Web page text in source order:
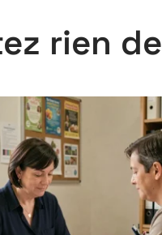
rien de